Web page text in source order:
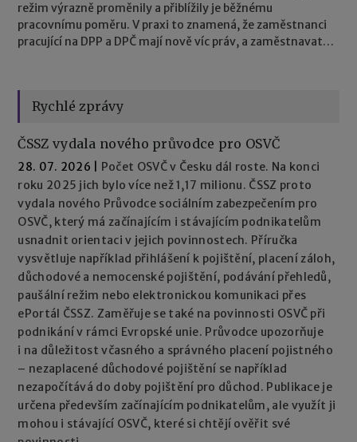
režim výrazně proměnily a přiblížily je běžnému
pracovnímu poměru. V praxi to znamená, že zaměstnanci
pracující na DPP a DPČ mají nově víc práv, a zaměstnavatelé
Rychlé zprávy
ČSSZ vydala nového průvodce pro OSVČ
28. 07. 2026
Počet OSVČ v Česku dál roste. Na konci
roku 2025 jich bylo více než 1,17 milionu. ČSSZ proto
vydala nového Průvodce sociálním zabezpečením pro
OSVČ, který má začínajícím i stávajícím podnikatelům
usnadnit orientaci v jejich povinnostech. Příručka
vysvětluje například přihlášení k pojištění, placení záloh,
důchodové a nemocenské pojištění, podávání přehledů,
paušální režim nebo elektronickou komunikaci přes
ePortál ČSSZ. Zaměřuje se také na povinnosti OSVČ při
podnikání v rámci Evropské unie. Průvodce upozorňuje
i na důležitost včasného a správného placení pojistného
– nezaplacené důchodové pojištění se například
nezapočítává do doby pojištění pro důchod. Publikace je
určena především začínajícím podnikatelům, ale využít ji
mohou i stávající OSVČ, které si chtějí ověřit své